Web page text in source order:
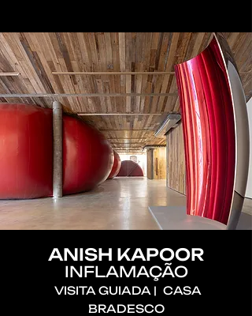
ANISH KAPOOR
INFLAMAÇÃO
VISITA GUIADA | CASA
BRADESCO